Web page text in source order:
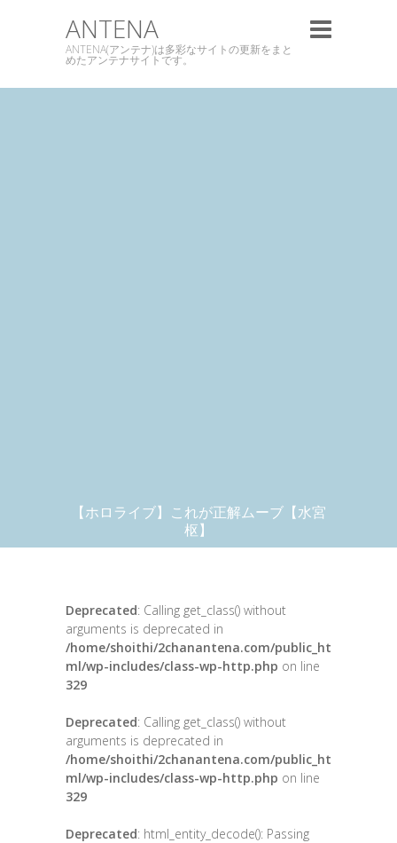
ANTENA
ANTENA(アンテナ)は多彩なサイトの更新をまと
めたアンテナサイトです。
【ホロライブ】これが正解ムーブ【水宮
枢】
Deprecated: Calling get_class() without
arguments is deprecated in
/home/shoithi/2chanantena.com/public_ht
ml/wp-includes/class-wp-http.php on line
329
Deprecated: Calling get_class() without
arguments is deprecated in
/home/shoithi/2chanantena.com/public_ht
ml/wp-includes/class-wp-http.php on line
329
Deprecated: html_entity_decode(): Passing